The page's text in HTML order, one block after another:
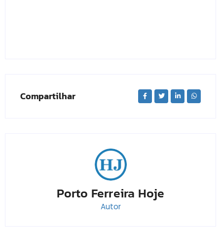
Compartilhar
Porto Ferreira Hoje
Autor